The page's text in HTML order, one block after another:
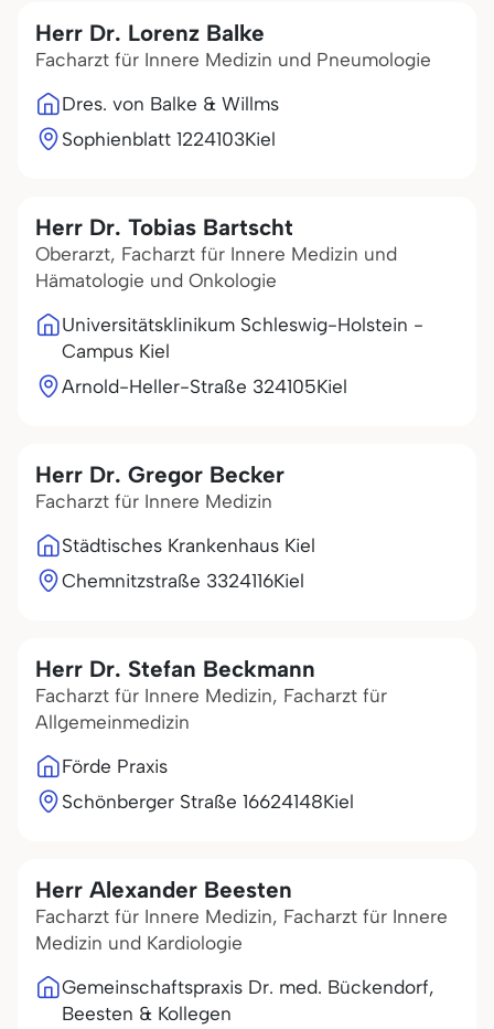
Herr Dr. Lorenz Balke
Facharzt für Innere Medizin und Pneumologie
Dres. von Balke & Willms
Sophienblatt 1224103Kiel
Herr Dr. Tobias Bartscht
Oberarzt, Facharzt für Innere Medizin und
Hämatologie und Onkologie
Universitätsklinikum Schleswig-Holstein -
Campus Kiel
Arnold-Heller-Straße 324105Kiel
Herr Dr. Gregor Becker
Facharzt für Innere Medizin
Städtisches Krankenhaus Kiel
Chemnitzstraße 3324116Kiel
Herr Dr. Stefan Beckmann
Facharzt für Innere Medizin, Facharzt für
Allgemeinmedizin
Förde Praxis
Schönberger Straße 16624148Kiel
Herr Alexander Beesten
Facharzt für Innere Medizin, Facharzt für Innere
Medizin und Kardiologie
Gemeinschaftspraxis Dr. med. Bückendorf,
Beesten & Kollegen